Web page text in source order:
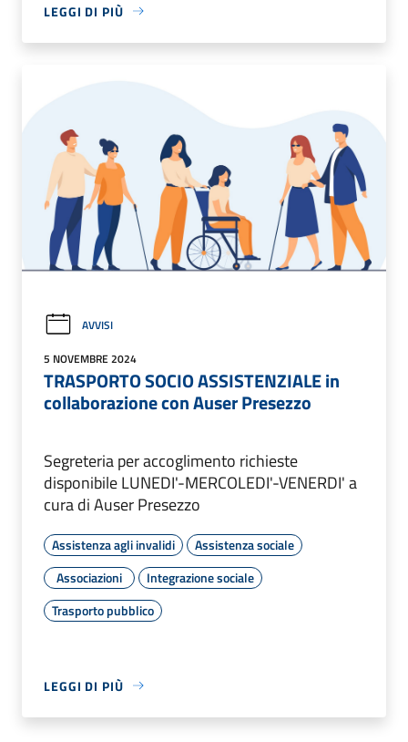
LEGGI DI PIÙ
AVVISI
5 NOVEMBRE 2024
TRASPORTO SOCIO ASSISTENZIALE in
collaborazione con Auser Presezzo
Segreteria per accoglimento richieste
disponibile LUNEDI'-MERCOLEDI'-VENERDI' a
cura di Auser Presezzo
Assistenza agli invalidi
Assistenza sociale
Associazioni
Integrazione sociale
Trasporto pubblico
LEGGI DI PIÙ